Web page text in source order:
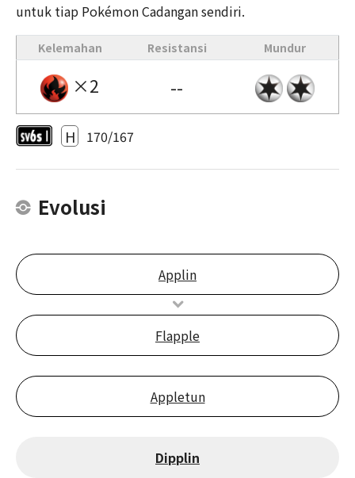
untuk tiap Pokémon Cadangan sendiri.
Kelemahan Resistansi Mundur
×2 --
H 170/167
Evolusi
Applin
Flapple
Appletun
Dipplin